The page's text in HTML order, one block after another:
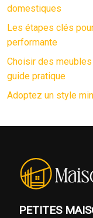
domestiques
Les étapes clés
performante
Choisir des
guide pratique
Adoptez un style
PETITES